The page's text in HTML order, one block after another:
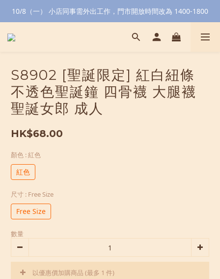
10/8（一） 小店同事需外出工作，門市開放時間改為 1400-1800
S8902 [聖誕限定] 紅白紐條
不透色聖誕鐘 四骨襪 大腿襪
聖誕女郎 成人
HK$68.00
顏色 : 紅色
紅色
尺寸 : Free Size
Free Size
數量
以優惠價加購商品 (最多 1 件)